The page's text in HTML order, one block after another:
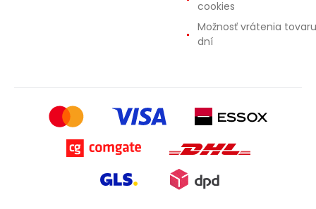
cookies
Možnosť vrátenia
dní